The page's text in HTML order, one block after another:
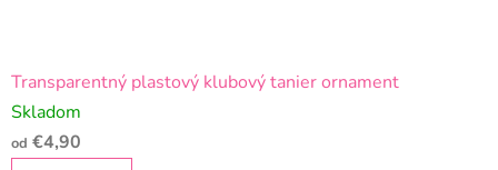
Transparentný plastový klubový tanier ornament
Skladom
od €4,90